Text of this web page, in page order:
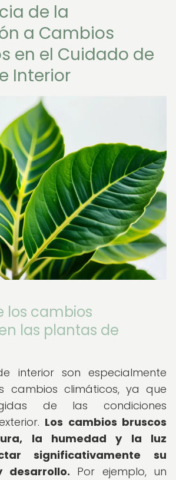
de la
a Cambios
en el Cuidado de
Interior
los cambios
las plantas de
interior son especialmente
cambios climáticos, ya que
de las condiciones
Los cambios bruscos
la humedad y la luz
significativamente su
desarrollo. Por ejemplo, un